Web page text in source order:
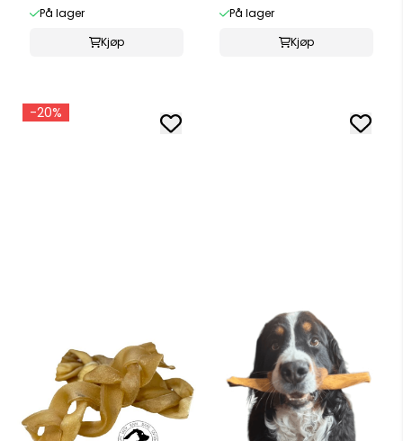
På lager
Kjøp
På lager
Kjøp
-20%